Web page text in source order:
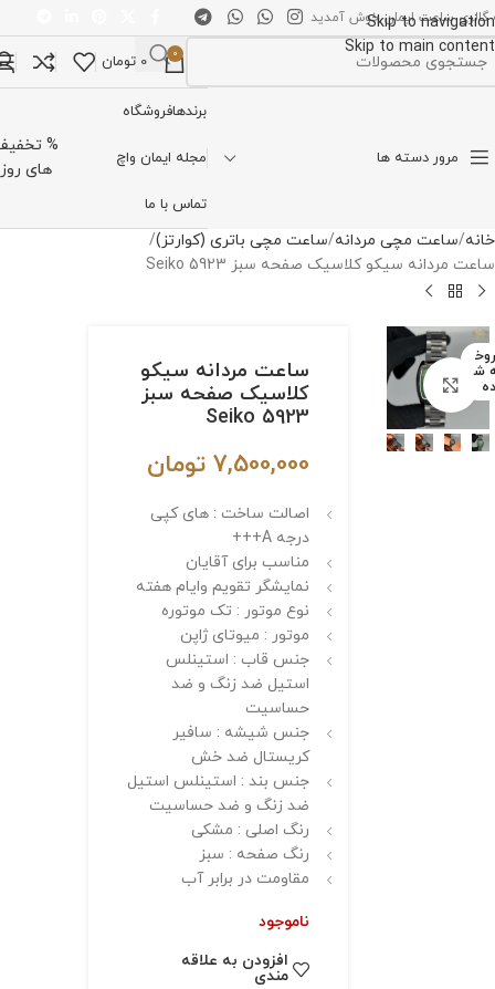
Skip to navigation
Skip to main content
گالری ساعت ایمان خوش آمدید
0
0 تومان
مرور دسته ها
برندهافروشگاه
مجله ایمان واچ
تماس با ما
%
های روز
خانه ساعت مچی مردانه ساعت مچی باتری (کوارتز)
ساعت مردانه سیکو کلاسیک صفحه سبز Seiko 5923
ش
ده
برای بزرگنمایی کلیک کنیدساعت مردانه سیکو
کلاسیک صفحه سبز
Seiko 5923
7,500,000 تومان
اصالت ساخت : های کپی
درجه A+++
مناسب برای آقایان
نمایشگر تقویم وایام هفته
نوع موتور : تک موتوره
موتور : میوتای ژاپن
جنس قاب : استینلس
استیل ضد زنگ و ضد
حساسیت
جنس شیشه : سافیر
کریستال ضد خش
جنس بند : استینلس استیل
ضد زنگ و ضد حساسیت
رنگ اصلی : مشکی
رنگ صفحه : سبز
مقاومت در برابر آب
ناموجود
افزودن به علاقه
مندی